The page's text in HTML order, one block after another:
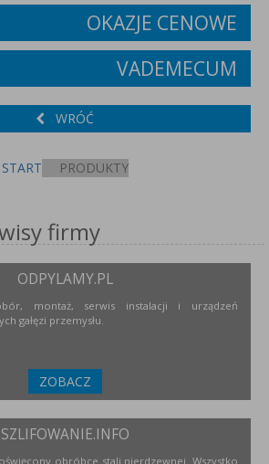
OKAZJE CENOWE
VADEMECUM
WRÓĆ
START PRODUKTY
firmy
ODPYLAMY.PL
montaż, serwis instalacji i urządzeń
gałęzi przemysłu.
ZOBACZ
SZLIFOWANIE.INFO
obróbce stali nierdzewnej. Wszystko